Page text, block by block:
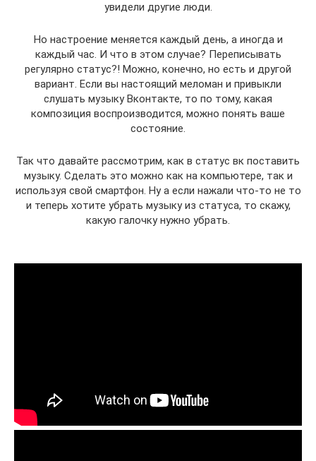
увидели другие люди.
Но настроение меняется каждый день, а иногда и
каждый час. И что в этом случае? Переписывать
регулярно статус?! Можно, конечно, но есть и другой
вариант. Если вы настоящий меломан и привыкли
слушать музыку Вконтакте, то по тому, какая
композиция воспроизводится, можно понять ваше
состояние.
Так что давайте рассмотрим, как в статус вк поставить
музыку. Сделать это можно как на компьютере, так и
используя свой смартфон. Ну а если нажали что-то не то
и теперь хотите убрать музыку из статуса, то скажу,
какую галочку нужно убрать.